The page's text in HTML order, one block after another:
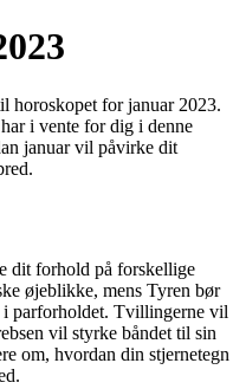
horoskopet for januar 2023.
i vente for dig i denne
januar vil påvirke dit
dit forhold på forskellige
øjeblikke, mens Tyren bør
parforholdet. Tvillingerne vil
vil styrke båndet til sin
om, hvordan din stjernetegn